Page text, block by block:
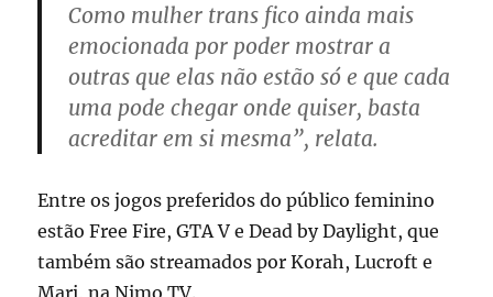
Como mulher trans fico ainda mais
emocionada por poder mostrar a
outras que elas não estão só e que cada
uma pode chegar onde quiser, basta
acreditar em si mesma”, relata.
Entre os jogos preferidos do público feminino
estão Free Fire, GTA V e Dead by Daylight, que
também são streamados por Korah, Lucroft e
Mari, na Nimo TV.